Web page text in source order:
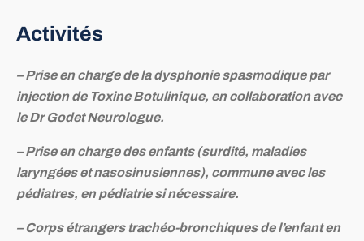
Activités
– Prise en charge de la dysphonie spasmodique par
injection de Toxine Botulinique, en collaboration avec
le Dr Godet Neurologue.
– Prise en charge des enfants (surdité, maladies
laryngées et nasosinusiennes), commune avec les
pédiatres, en pédiatrie si nécessaire.
– Corps étrangers trachéo-bronchiques de l’enfant en